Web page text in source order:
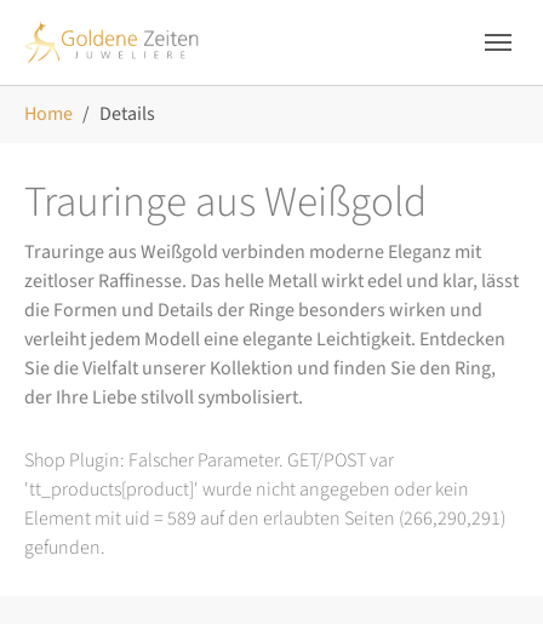
Home Details
Trauringe aus Weißgold
Trauringe aus Weißgold verbinden moderne Eleganz mit
zeitloser Raffinesse. Das helle Metall wirkt edel und klar, lässt
die Formen und Details der Ringe besonders wirken und
verleiht jedem Modell eine elegante Leichtigkeit. Entdecken
Sie die Vielfalt unserer Kollektion und finden Sie den Ring,
der Ihre Liebe stilvoll symbolisiert.
Shop Plugin: Falscher Parameter. GET/POST var
'tt_products[product]' wurde nicht angegeben oder kein
Element mit uid = 589 auf den erlaubten Seiten (266,290,291)
gefunden.